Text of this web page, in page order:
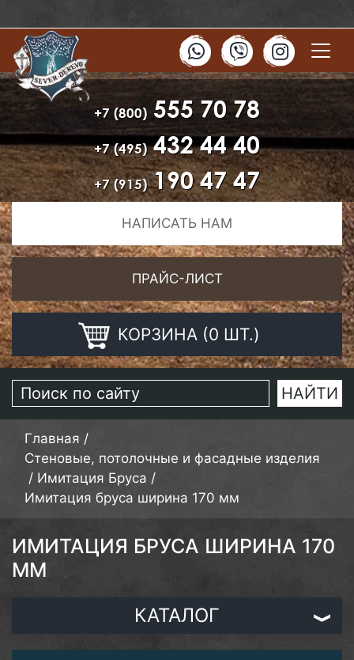
+7 (800) 555 70 78
+7 (495)432 44 40
+7 (915)190 47 47
НАПИСАТЬ НАМ
ПРАЙС-ЛИСТ
КОРЗИНА (0 ШТ.)
Главная /
Стеновые, потолочные и фасадные изделия
/ Имитация Бруса /
Имитация бруса ширина 170 мм
ИМИТАЦИЯ БРУСА ШИРИНА 170
ММ
КАТАЛОГ